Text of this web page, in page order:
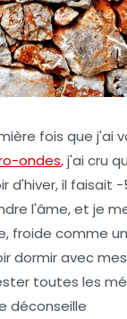
fois que j'ai
ondes, j'ai cru
d'hiver, il faisait -
l'âme, et je
froide comme un
dormir avec mes
toutes les
déconseille